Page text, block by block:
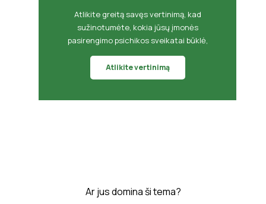
Atlikite greitą savęs vertinimą, kad
sužinotumėte, kokia jūsų įmonės
pasirengimo psichikos sveikatai būklė,
Atlikite vertinimą
Ar jus domina ši tema?